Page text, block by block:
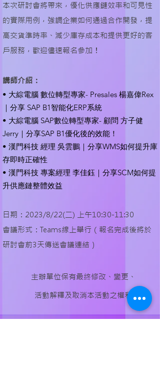
本次研討會將帶來，優化供應鏈效率和可見性
的實際用例，強調企業如何通過合作開發，提
高交貨準時率、減少庫存成本和提供更好的客
戶服務，歡迎儘速報名參加！
​講師介紹 ：
• 大綜電腦 數位轉型專家- Presales 楊嘉偉Rex
｜分享 SAP B1智能化ERP系統
• 大綜電腦 SAP數位轉型專家- 顧問 方子健
Jerry｜分享SAP B1優化後的效能！
• 漢門科技 經理 吳雲鵬｜分享WMS如何提升庫
存即時正確性
• 漢門科技 專案經理 李佳鈺｜分享SCM如何提
升供應鏈整體效益
日期：2023/8/22(二) 上午10:30-11:30
​會議形式：Teams線上舉行（報名完成後將於
研討會前3天傳送會議連結）
主辦單位保有最終修改、變更、
活動解釋及取消本活動之權利